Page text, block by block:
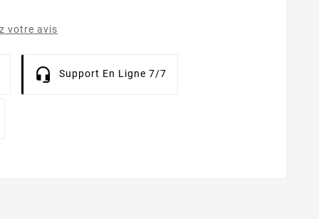
votre avis
Support En Ligne 7/7